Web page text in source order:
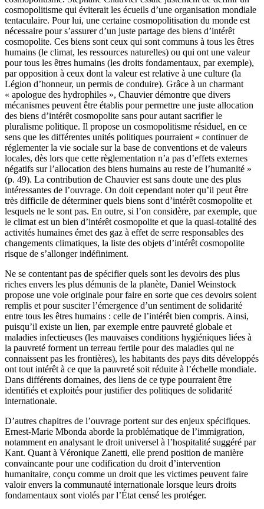
cosmopolitisme qui éviterait les écueils d’une organisation mondiale
tentaculaire. Pour lui, une certaine cosmopolitisation du monde est
nécessaire pour s’assurer d’un juste partage des biens d’intérêt
cosmopolite. Ces biens sont ceux qui sont communs à tous les êtres
humains (le climat, les ressources naturelles) ou qui ont une valeur
pour tous les êtres humains (les droits fondamentaux, par exemple),
par opposition à ceux dont la valeur est relative à une culture (la
Légion d’honneur, un permis de conduire). Grâce à un charmant
« apologue des hydrophiles », Chauvier démontre que divers
mécanismes peuvent être établis pour permettre une juste allocation
des biens d’intérêt cosmopolite sans pour autant sacrifier le
pluralisme politique. Il propose un cosmopolitisme résiduel, en ce
sens que les différentes unités politiques pourraient « continuer de
réglementer la vie sociale sur la base de conventions et de valeurs
locales, dès lors que cette règlementation n’a pas d’effets externes
négatifs sur l’allocation des biens humains au reste de l’humanité »
(p. 49). La contribution de Chauvier est sans doute une des plus
intéressantes de l’ouvrage. On doit cependant noter qu’il peut être
très difficile de déterminer quels biens sont d’intérêt cosmopolite et
lesquels ne le sont pas. En outre, si l’on considère, par exemple, que
le climat est un bien d’intérêt cosmopolite et que la quasi-totalité des
activités humaines émet des gaz à effet de serre responsables des
changements climatiques, la liste des objets d’intérêt cosmopolite
risque de s’allonger indéfiniment.
Ne se contentant pas de spécifier quels sont les devoirs des plus
riches envers les plus démunis de la planète, Daniel Weinstock
propose une voie originale pour faire en sorte que ces devoirs soient
remplis et pour susciter l’émergence d’un sentiment de solidarité
entre tous les êtres humains : celle de l’intérêt bien compris. Ainsi,
puisqu’il existe un lien, par exemple entre pauvreté globale et
maladies infectieuses (les mauvaises conditions hygiéniques liées à
la pauvreté forment un terreau fertile pour des maladies qui ne
connaissent pas les frontières), les habitants des pays dits développés
ont tout intérêt à ce que la pauvreté soit réduite à l’échelle mondiale.
Dans différents domaines, des liens de ce type pourraient être
identifiés et exploités pour justifier des politiques de solidarité
internationale.
D’autres chapitres de l’ouvrage portent sur des enjeux spécifiques.
Ernest-Marie Mbonda aborde la problématique de l’immigration,
notamment en analysant le droit universel à l’hospitalité suggéré par
Kant. Quant à Véronique Zanetti, elle prend position de manière
convaincante pour une codification du droit d’intervention
humanitaire, conçu comme un droit que les victimes peuvent faire
valoir envers la communauté internationale lorsque leurs droits
fondamentaux sont violés par l’État censé les protéger.